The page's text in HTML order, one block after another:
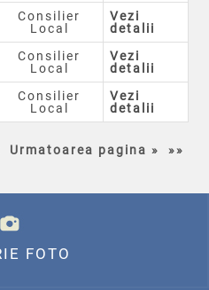
Consilier
Local
Vezi
detalii
Consilier
Local
Vezi
detalii
Consilier
Local
Vezi
detalii
Urmatoarea pagina » »»
FOTO